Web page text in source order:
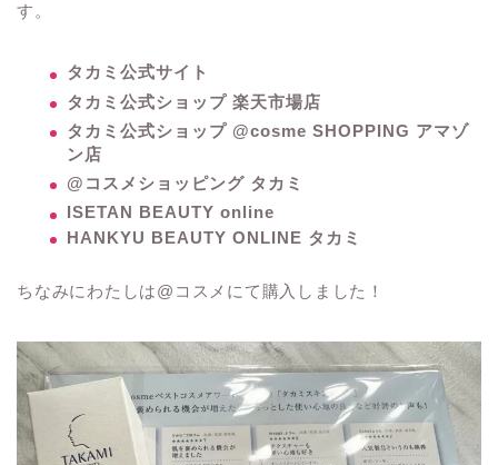
す。
タカミ公式サイト
タカミ公式ショップ 楽天市場店
タカミ公式ショップ @cosme SHOPPING アマゾ
ン店
@コスメショッピング タカミ
ISETAN BEAUTY online
HANKYU BEAUTY ONLINE タカミ
ちなみにわたしは@コスメにて購入しました！